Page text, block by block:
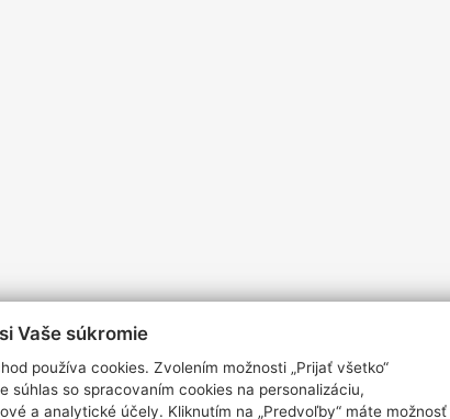
Vaše súkromie
používa cookies. Zvolením možnosti „Prijať všetko“
súhlas so spracovaním cookies na personalizáciu,
a analytické účely. Kliknutím na „Predvoľby“ máte možnosť